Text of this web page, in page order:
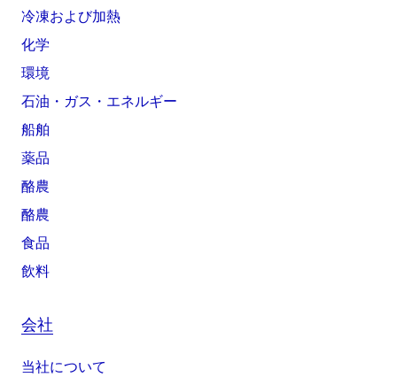
冷凍および加熱
化学
環境
石油・ガス・エネルギー
船舶
薬品
酪農
酪農
食品
飲料
会社
当社について